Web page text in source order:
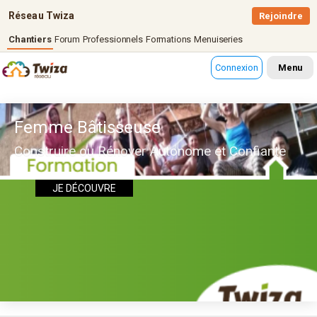
Réseau Twiza
Chantiers Forum Professionnels Formations Menuiseries
Rejoindre
Connexion Menu
Femme Bâtisseuse
Construire ou Rénover Autonome et Confiante
JE DÉCOUVRE